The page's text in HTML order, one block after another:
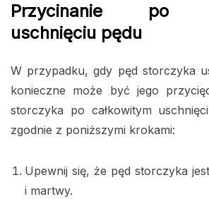
Przycinanie po
uschnięciu pędu
W przypadku, gdy pęd storczyka
konieczne może być jego
storczyka po całkowitym
zgodnie z poniższymi krokami:
Upewnij się, że pęd storczyka
i martwy.